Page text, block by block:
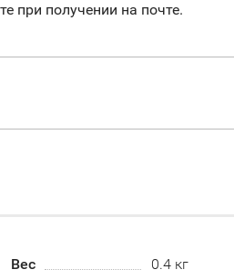
при получении на почте.
Вес 0.4 кг